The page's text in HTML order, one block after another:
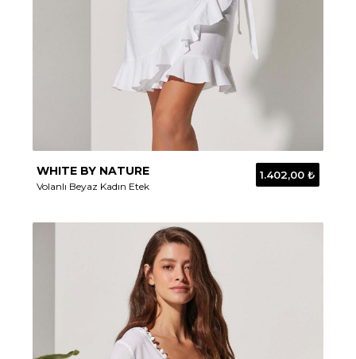
WHITE BY NATURE
Volanlı Beyaz Kadın Etek
1.402,00 ₺